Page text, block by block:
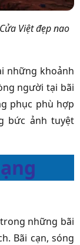
Việt đẹp nao
những khoảnh
người tại bãi
phục phù hợp
bức ảnh tuyệt
những bãi
Bãi cạn, sóng